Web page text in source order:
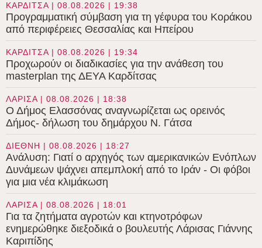
ΚΑΡΔΙΤΣΑ | 08.08.2026 | 19:38
Προγραμματική σύμβαση για τη γέφυρα του Κοράκου
από περιφέρειες Θεσσαλίας και Ηπείρου
ΚΑΡΔΙΤΣΑ | 08.08.2026 | 19:34
Προχωρούν οι διαδικασίες για την ανάθεση του
masterplan της ΔΕΥΑ Καρδίτσας
ΛΑΡΙΣΑ | 08.08.2026 | 18:38
Ο Δήμος Ελασσόνας αναγνωρίζεται ως ορεινός
Δήμος- δήλωση του δημάρχου Ν. Γάτσα
ΔΙΕΘΝΗ | 08.08.2026 | 18:27
Ανάλυση: Γιατί ο αρχηγός των αμερικανικών Ενόπλων
Δυνάμεων ψάχνει απεμπλοκή από το Ιράν - Οι φόβοι
για μια νέα κλιμάκωση
ΛΑΡΙΣΑ | 08.08.2026 | 18:01
Για τα ζητήματα αγροτών και κτηνοτρόφων
ενημερώθηκε διεξοδικά ο βουλευτής Λάρισας Γιάννης
Καριπίδης